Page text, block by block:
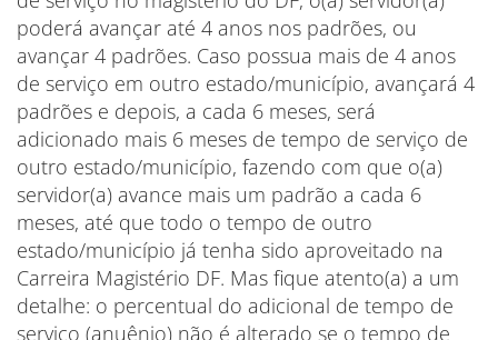
poderá avançar até 4 anos nos padrões, ou
avançar 4 padrões. Caso possua mais de 4 anos
de serviço em outro estado/município, avançará 4
padrões e depois, a cada 6 meses, será
adicionado mais 6 meses de tempo de serviço de
outro estado/município, fazendo com que o(a)
servidor(a) avance mais um padrão a cada 6
meses, até que todo o tempo de outro
estado/município já tenha sido aproveitado na
Carreira Magistério DF. Mas fique atento(a) a um
detalhe: o percentual do adicional de tempo de
serviço (anuênio) não é alterado se o tempo de